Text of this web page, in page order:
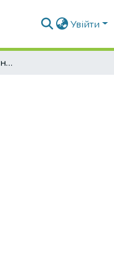
Увійти
Система аналізу цін в онлайн магазинах